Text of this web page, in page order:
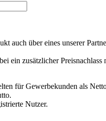
auch über eines unserer
ein zusätzlicher Preisnachlass
für Gewerbekunden als
Nutzer.